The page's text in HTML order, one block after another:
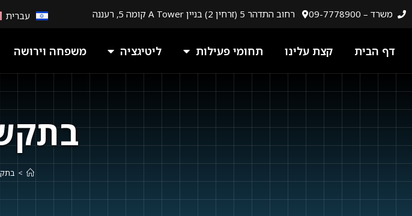
לתוכןמשרד – 09-7778900 רחוב התדהר 5 (זרחין 2) בניין A Tower קומה 5, רעננה עברית
דף הבית קצת עלינו תחומי פעילות ליטיגציה משפחה וירושה
>